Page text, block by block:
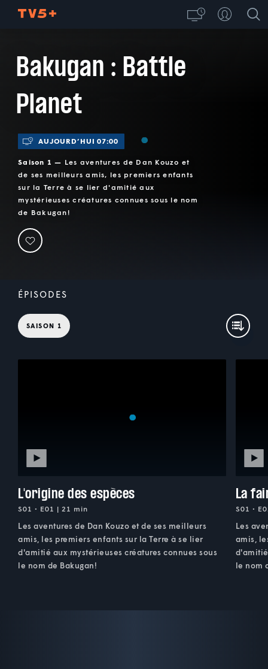
Bakugan : Battle
Planet
AUJOURD’HUI 07:00
Saison 1 — Les aventures de Dan Kouzo et
de ses meilleurs amis, les premiers enfants
sur la Terre à se lier d'amitié aux
mystérieuses créatures connues sous le nom
de Bakugan!
ÉPISODES
SAISON 1
L'origine des espèces
S01 • E01 | 21 min
Les aventures de Dan Kouzo et de ses meilleurs
amis, les premiers enfants sur la Terre à se lier
d'amitié aux mystérieuses créatures connues sous
le nom de Bakugan!
La
S01 •
Les
amis,
le nom